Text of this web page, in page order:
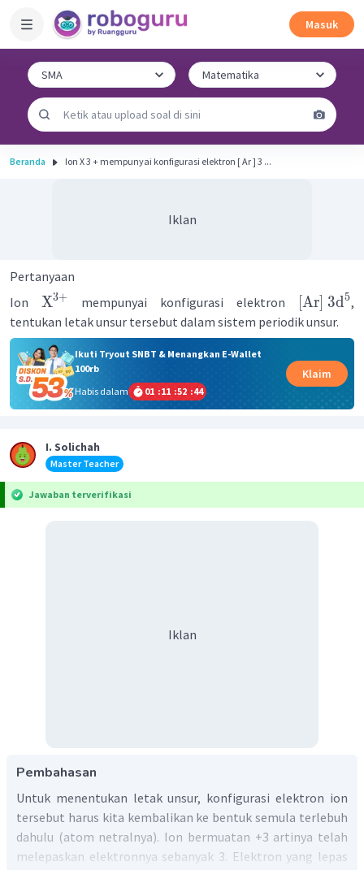
Masuk
Beranda Ion X 3 + mempunyai konfigurasi elektron [ Ar ] 3 ...
Iklan
Pertanyaan
Ion X3+ mempunyai konfigurasi elektron Ar 3d5,
tentukan letak unsur tersebut dalam sistem periodik unsur.
Ikuti Tryout SNBT & Menangkan E-Wallet
100rb
Habis dalam
01 :11 :52 :43
Klaim
I. Solichah
Master Teacher
Jawaban terverifikasi
Iklan
Pembahasan
Untuk menentukan letak unsur, konfigurasi elektron ion
tersebut harus kita kembalikan ke bentuk semula terlebuh
dahulu (atom netralnya). Ion bermuatan +3 artinya telah
melepaskan elektronnya sebanyak 3. Elektron yang lepas